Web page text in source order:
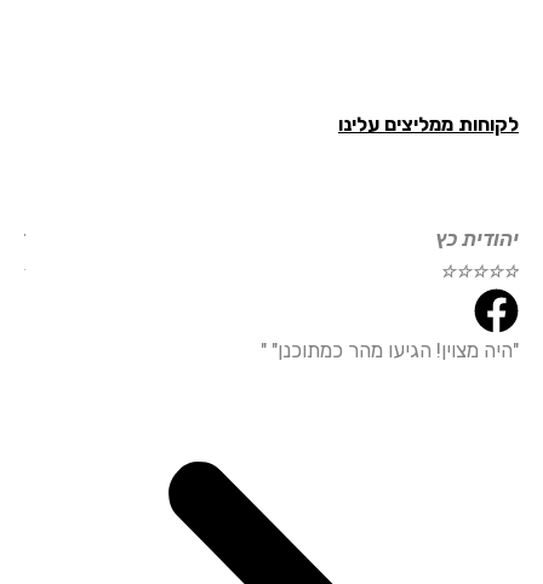
ממליצים עלינו
כץ
☆
☆
☆
מצוין! הגיעו מהר כמתוכנן" "
דוד
☆